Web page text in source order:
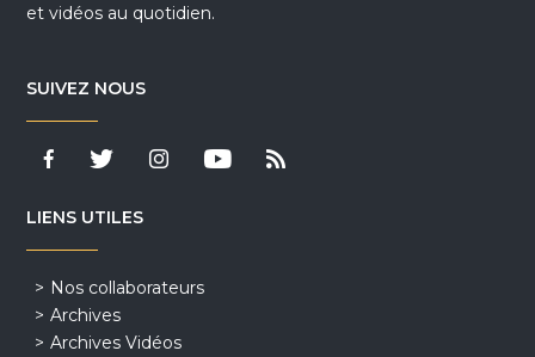
et vidéos au quotidien.
SUIVEZ NOUS
LIENS UTILES
Nos collaborateurs
Archives
Archives Vidéos